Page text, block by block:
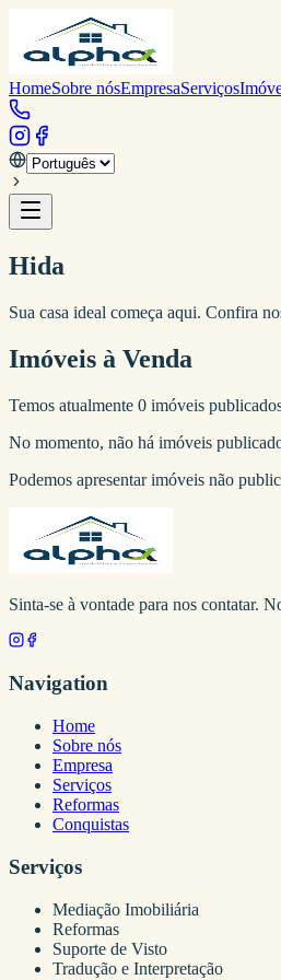
HomeSobre nósEmpresaServiços
Hida
Sua casa ideal começa aqui. Confira
Imóveis à Venda
Temos atualmente 0 imóveis
No momento, não há imóveis
Podemos apresentar imóveis não
Sinta-se à vontade para nos contatar.
Navigation
Home
Sobre nós
Empresa
Serviços
Reformas
Conquistas
Serviços
Mediação Imobiliária
Reformas
Suporte de Visto
Tradução e Interpretação